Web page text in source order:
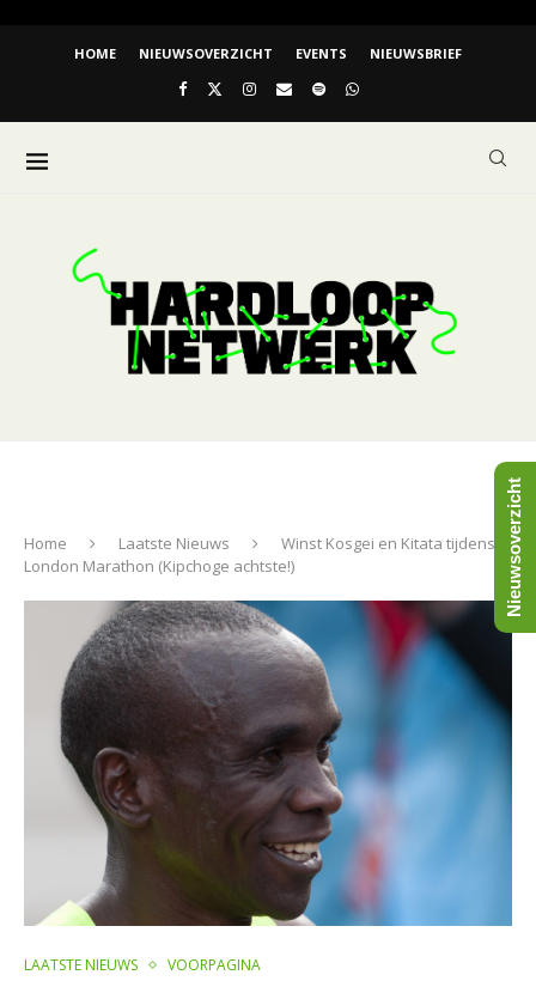
HOME NIEUWSOVERZICHT EVENTS NIEUWSBRIEF
Home Laatste Nieuws
Winst Kosgei en Kitata tijdens
London Marathon (Kipchoge achtste!)
LAATSTE NIEUWS VOORPAGINA
Nieuwsoverzicht